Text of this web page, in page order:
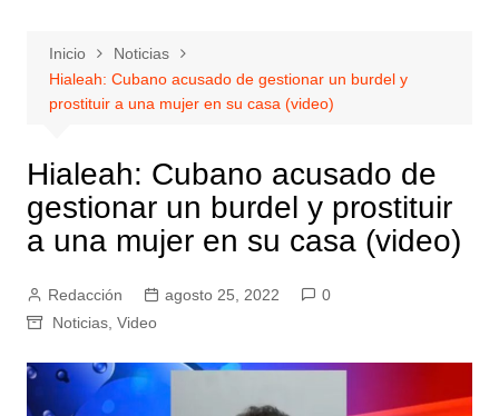
Inicio
Noticias
Hialeah: Cubano acusado de gestionar un burdel y
prostituir a una mujer en su casa (video)
Hialeah: Cubano acusado de
gestionar un burdel y prostituir
a una mujer en su casa (video)
Redacción agosto 25, 2022
0
Noticias, Video